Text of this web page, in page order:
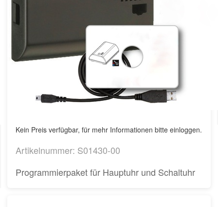
Kein Preis verfügbar, für mehr Informationen bitte einloggen.
Artikelnummer: S01430-00
Programmierpaket für Hauptuhr und Schaltuhr